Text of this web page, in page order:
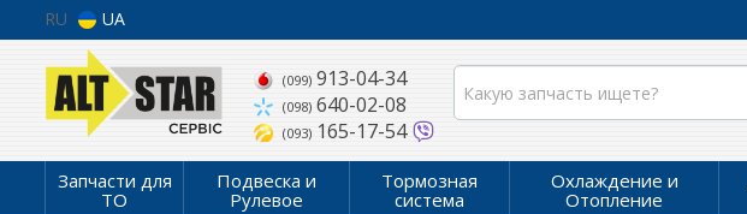
RU UA
(099)913-04-34
(098)640-02-08
(093)165-17-54
Запчасти для
ТО
Подвеска и
Рулевое
Тормозная
система
Охлаждение и
Отопление